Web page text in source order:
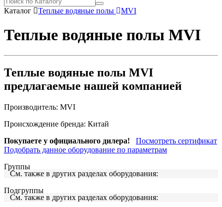
Каталог Теплые водяные полы MVI
Теплые водяные полы MVI
Теплые водяные полы MVI
предлагаемые нашей компанией
Производитель: MVI
Происхождение бренда: Китай
Покупаете у официального дилера!
Посмотреть сертификат
Подобрать данное оборудование по параметрам
Группы
См. также в других разделах оборудования:
Подгруппы
См. также в других разделах оборудования: